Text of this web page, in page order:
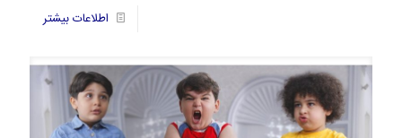
اطلاعات بیشتر